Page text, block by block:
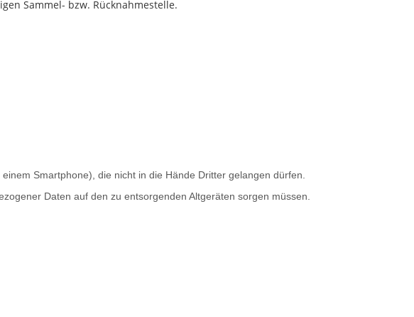
Sammel- bzw. Rücknahmestelle.
Smartphone), die nicht in die Hände Dritter gelangen dürfen.
Daten auf den zu entsorgenden Altgeräten sorgen müssen.